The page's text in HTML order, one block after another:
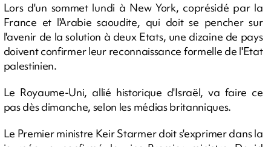
Lors d'un sommet lundi à New York, coprésidé par la
France et l'Arabie saoudite, qui doit se pencher sur
l'avenir de la solution à deux Etats, une dizaine de pays
doivent confirmer leur reconnaissance formelle de l'Etat
palestinien.
Le Royaume-Uni, allié historique d'Israël, va faire ce
pas dès dimanche, selon les médias britanniques.
Le Premier ministre Keir Starmer doit s'exprimer dans la